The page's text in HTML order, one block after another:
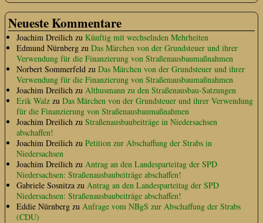
Neueste Kommentare
Joachim Dreilich zu Künftig mit wechselnden Mehrheiten
Edmund Nürnberg zu Das Märchen von der Grundsteuer und ihrer
Verwendung für die Finanzierung von Straßenausbaumaßnahmen
Norbert Sommerfeld zu Das Märchen von der Grundsteuer und ihrer
Verwendung für die Finanzierung von Straßenausbaumaßnahmen
Joachim Dreilich zu Althusmann zu den Straßenausbau-Satzungen
Erik Walz zu Das Märchen von der Grundsteuer und ihrer Verwendung
für die Finanzierung von Straßenausbaumaßnahmen
Joachim Dreilich zu Straßenausbaubeiträge in Niedersachsen
abschaffen!
Joachim Dreilich zu Petition zur Abschaffung der Strabs in
Niedersachsen
Joachim Dreilich zu Antrag an den Landesparteitag der SPD
Niedersachsen: Straßenausbaubeiträge abschaffen!
Gabriele Sosnitza zu Antrag an den Landesparteitag der SPD
Niedersachsen: Straßenausbaubeiträge abschaffen!
Eddie Nürnberg zu Anfrage vom NBgS zur Abschaffung der Strabs
(CDU)